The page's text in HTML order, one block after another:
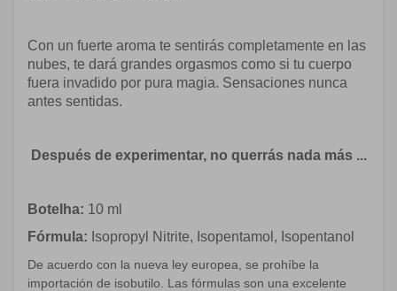
Con un fuerte aroma te sentirás completamente en las
nubes, te dará grandes orgasmos como si tu cuerpo
fuera invadido por pura magia. Sensaciones nunca
antes sentidas.
Después de experimentar, no querrás nada más ...
Botelha: 10 ml
Fórmula: Isopropyl Nitrite, Isopentamol, Isopentanol
De acuerdo con la nueva ley europea, se prohíbe la
importación de isobutilo. Las fórmulas son una excelente